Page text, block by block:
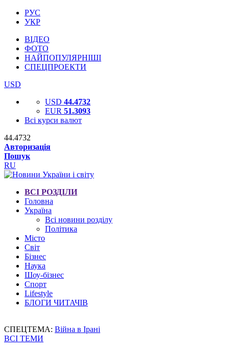
РУС
УКР
ВІДЕО
ФОТО
НАЙПОПУЛЯРНІШІ
СПЕЦПРОЕКТИ
USD
USD 44.4732
EUR 51.3093
Всі курси валют
44.4732
Авторизація
Пошук
RU
ВСІ РОЗДІЛИ
Головна
Україна
Всі новини розділу
Політика
Місто
Світ
Бізнес
Наука
Шоу-бізнес
Спорт
Lifestyle
БЛОГИ ЧИТАЧІВ
СПЕЦТЕМА: Війна в Ірані
ВСІ ТЕМИ